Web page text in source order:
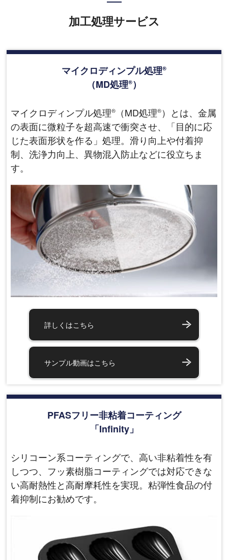
加工処理サービス
マイクロディンプル処理®
（MD処理®）
マイクロディンプル処理® （MD処理® ）とは、金属
の表面に微粒子を超高速で衝突させ、「目的に応
じた表面形状を作る」処理。滑り向上や付着抑
制、洗浄力向上、異物混入防止などに役立ちま
す。
詳しくはこちら
サンプル動画はこちら
PFASフリー非粘着コーティング
「Infinity」
シリコーン系コーティングで、高い非粘着性を有
しつつ、フッ素樹脂コーティングでは対応できな
い高耐熱性と高耐摩耗性を実現。粘弾性食品の付
着抑制にお勧めです。